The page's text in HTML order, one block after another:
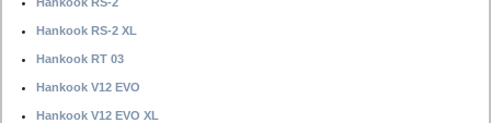
Hankook RS-2 XL
Hankook RT 03
Hankook V12 EVO
Hankook V12 EVO XL